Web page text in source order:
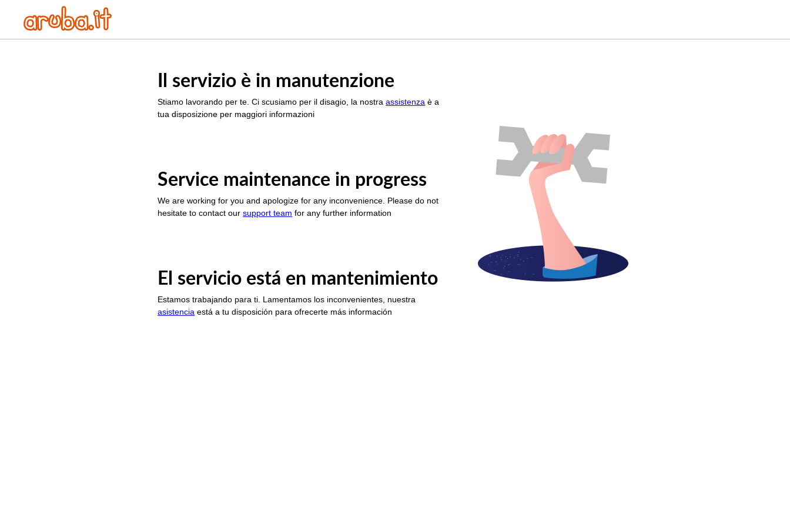
Il servizio è in manutenzione
Stiamo lavorando per te. Ci scusiamo per il disagio, la nostraassistenza è a
tua disposizione per maggiori informazioni
Service maintenance in progress
We are working for you and apologize for any inconvenience. Please do not
hesitate to contact oursupport team for any further information
El servicio está en mantenimiento
Estamos trabajando para ti. Lamentamos los inconvenientes, nuestra
asistencia está a tu disposición para ofrecerte más información